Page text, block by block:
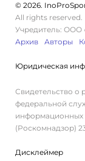
© 2026.
All rights reserved.
Учредитель: ООО
Архив
Авторы
Юридическая
Свидетельство
федеральной
информационных
(Роскомнадзор)
Дисклеймер